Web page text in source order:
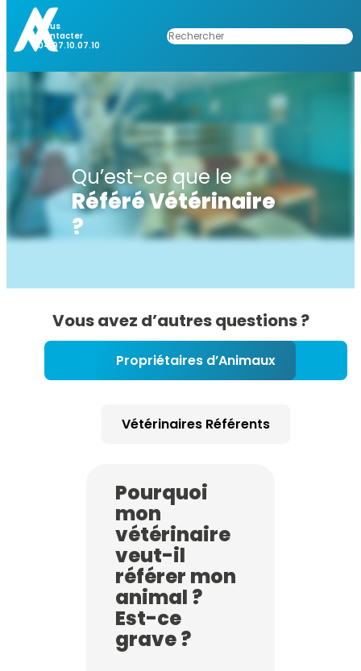
Nous
Contacter
04.97.10.07.10
Rechercher
Qu’est-ce que le
Référé Vétérinaire
?
Vous avez d’autres questions ?
Propriétaires d’Animaux
Vétérinaires Référents
Pourquoi
mon
vétérinaire
veut-il
référer mon
animal ?
Est-ce
grave ?